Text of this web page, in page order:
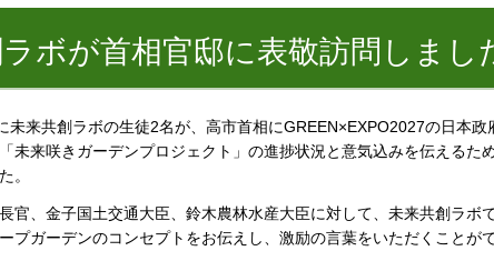
ボが首相官邸に表敬訪問しまし
未来共創ラボの生徒2名が、高市首相にGREEN×EXPO2027の日本政
未来咲きガーデンプロジェクト」の進捗状況と意気込みを伝えるた
。
官、金子国土交通大臣、鈴木農林水産大臣に対して、未来共創ラボ
プガーデンのコンセプトをお伝えし、激励の言葉をいただくことがで